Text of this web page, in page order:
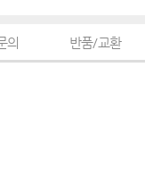
의 반품/교환